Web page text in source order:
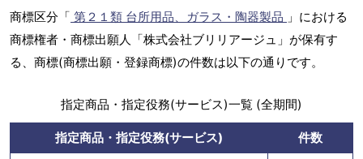
商標区分「 第２１類 台所用品、ガラス・陶器製品 」における
商標権者・商標出願人「株式会社ブリリアージュ」が保有す
る、商標(商標出願・登録商標)の件数は以下の通りです。
指定商品・指定役務(サービス)一覧 (全期間)
指定商品・指定役務(サービス)
件数